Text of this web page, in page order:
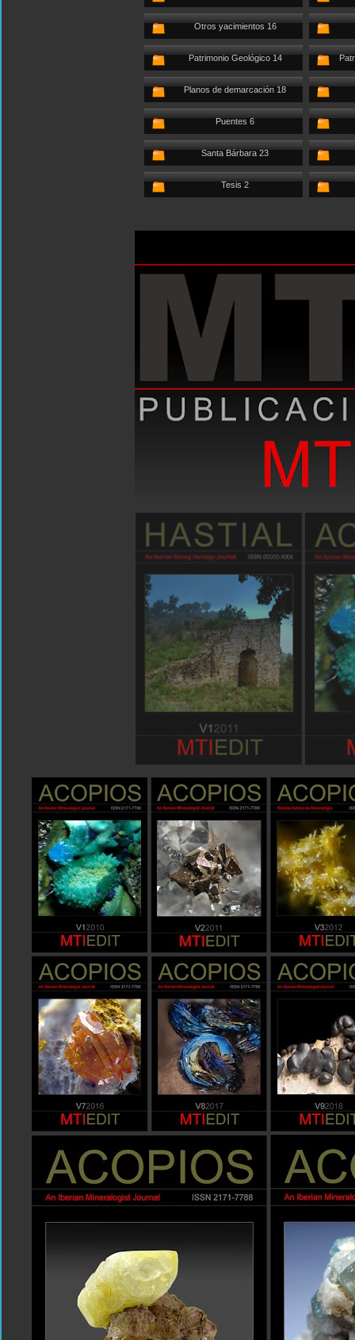
Otros yacimientos 16
Patrimonio Geológico 14
Planos de demarcación 18
Puentes 6
Santa Bárbara 23
Tesis 2